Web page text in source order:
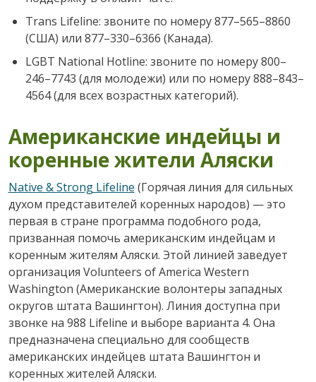
Trans Lifeline: звоните по номеру 877–565–8860
(США) или 877–330–6366 (Канада).
LGBT National Hotline: звоните по номеру 800–
246–7743 (для молодежи) или по номеру 888–843–
4564 (для всех возрастных категорий).
Американские индейцы и
коренные жители Аляски
Native & Strong Lifeline (Горячая линия для сильных
духом представителей коренных народов) — это
первая в стране программа подобного рода,
призванная помочь американским индейцам и
коренным жителям Аляски. Этой линией заведует
организация Volunteers of America Western
Washington (Американские волонтеры западных
округов штата Вашингтон). Линия доступна при
звонке на 988 Lifeline и выборе варианта 4. Она
предназначена специально для сообществ
американских индейцев штата Вашингтон и
коренных жителей Аляски.